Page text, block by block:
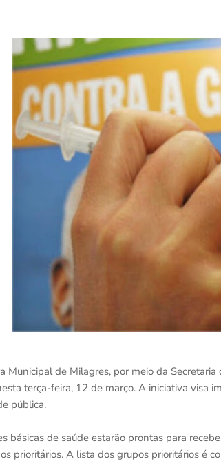
Municipal de Milagres, por meio da
terça-feira, 12 de março. A iniciativa visa
pública.
básicas de saúde estarão prontas para
prioritários. A lista dos grupos prioritários é